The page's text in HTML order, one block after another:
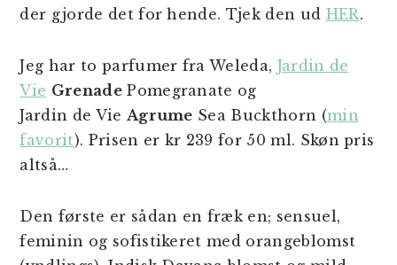
der gjorde det for hende. Tjek den ud HER.
Jeg har to parfumer fra Weleda, Jardin de
Vie GrenadePomegranate og
Jardin de Vie Agrume Sea Buckthorn (min
favorit). Prisen er kr 239 for 50 ml. Skøn pris
altså…
Den første er sådan en fræk en; sensuel,
feminin og sofistikeret med orangeblomst